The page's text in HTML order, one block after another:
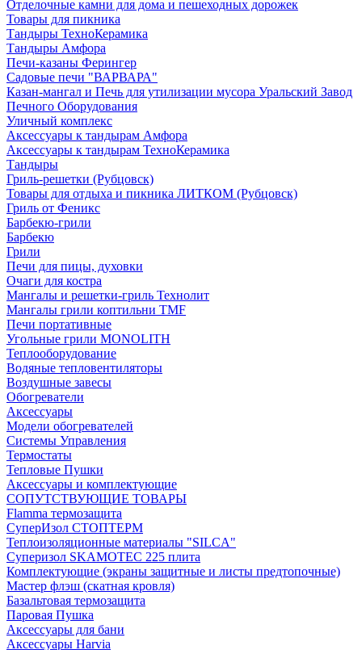
Отделочные камни для дома и пешеходных дорожек
Товары для пикника
Тандыры ТехноКерамика
Тандыры Амфора
Печи-казаны Ферингер
Садовые печи "ВАРВАРА"
Казан-мангал и Печь для утилизации мусора Уральский Завод
Печного Оборудования
Уличный комплекс
Аксессуары к тандырам Амфора
Аксессуары к тандырам ТехноКерамика
Тандыры
Гриль-решетки (Рубцовск)
Товары для отдыха и пикника ЛИТКОМ (Рубцовск)
Гриль от Феникс
Барбекю-грили
Барбекю
Грили
Печи для пицы, духовки
Очаги для костра
Мангалы и решетки-гриль Технолит
Мангалы грили коптильни TMF
Печи портативные
Угольные грили MONOLITH
Теплооборудование
Водяные тепловентиляторы
Воздушные завесы
Обогреватели
Аксессуары
Модели обогревателей
Системы Управления
Термостаты
Тепловые Пушки
Аксессуары и комплектующие
СОПУТСТВУЮЩИЕ ТОВАРЫ
Flamma термозащита
СуперИзол СТОПТЕРМ
Теплоизоляционные материалы "SILCA"
Суперизол SKAMOTEC 225 плита
Комплектующие (экраны защитные и листы предтопочные)
Мастер флэш (скатная кровля)
Базальтовая термозащита
Паровая Пушка
Аксессуары для бани
Аксессуары Harvia